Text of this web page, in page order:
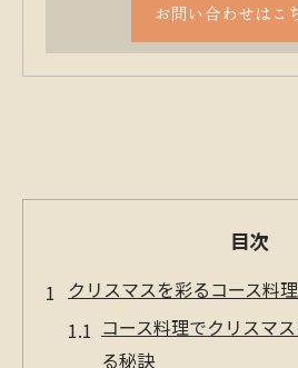
お問い合わせはこ
目次
クリスマスを彩るコース料
コース料理でクリスマ
る秘訣